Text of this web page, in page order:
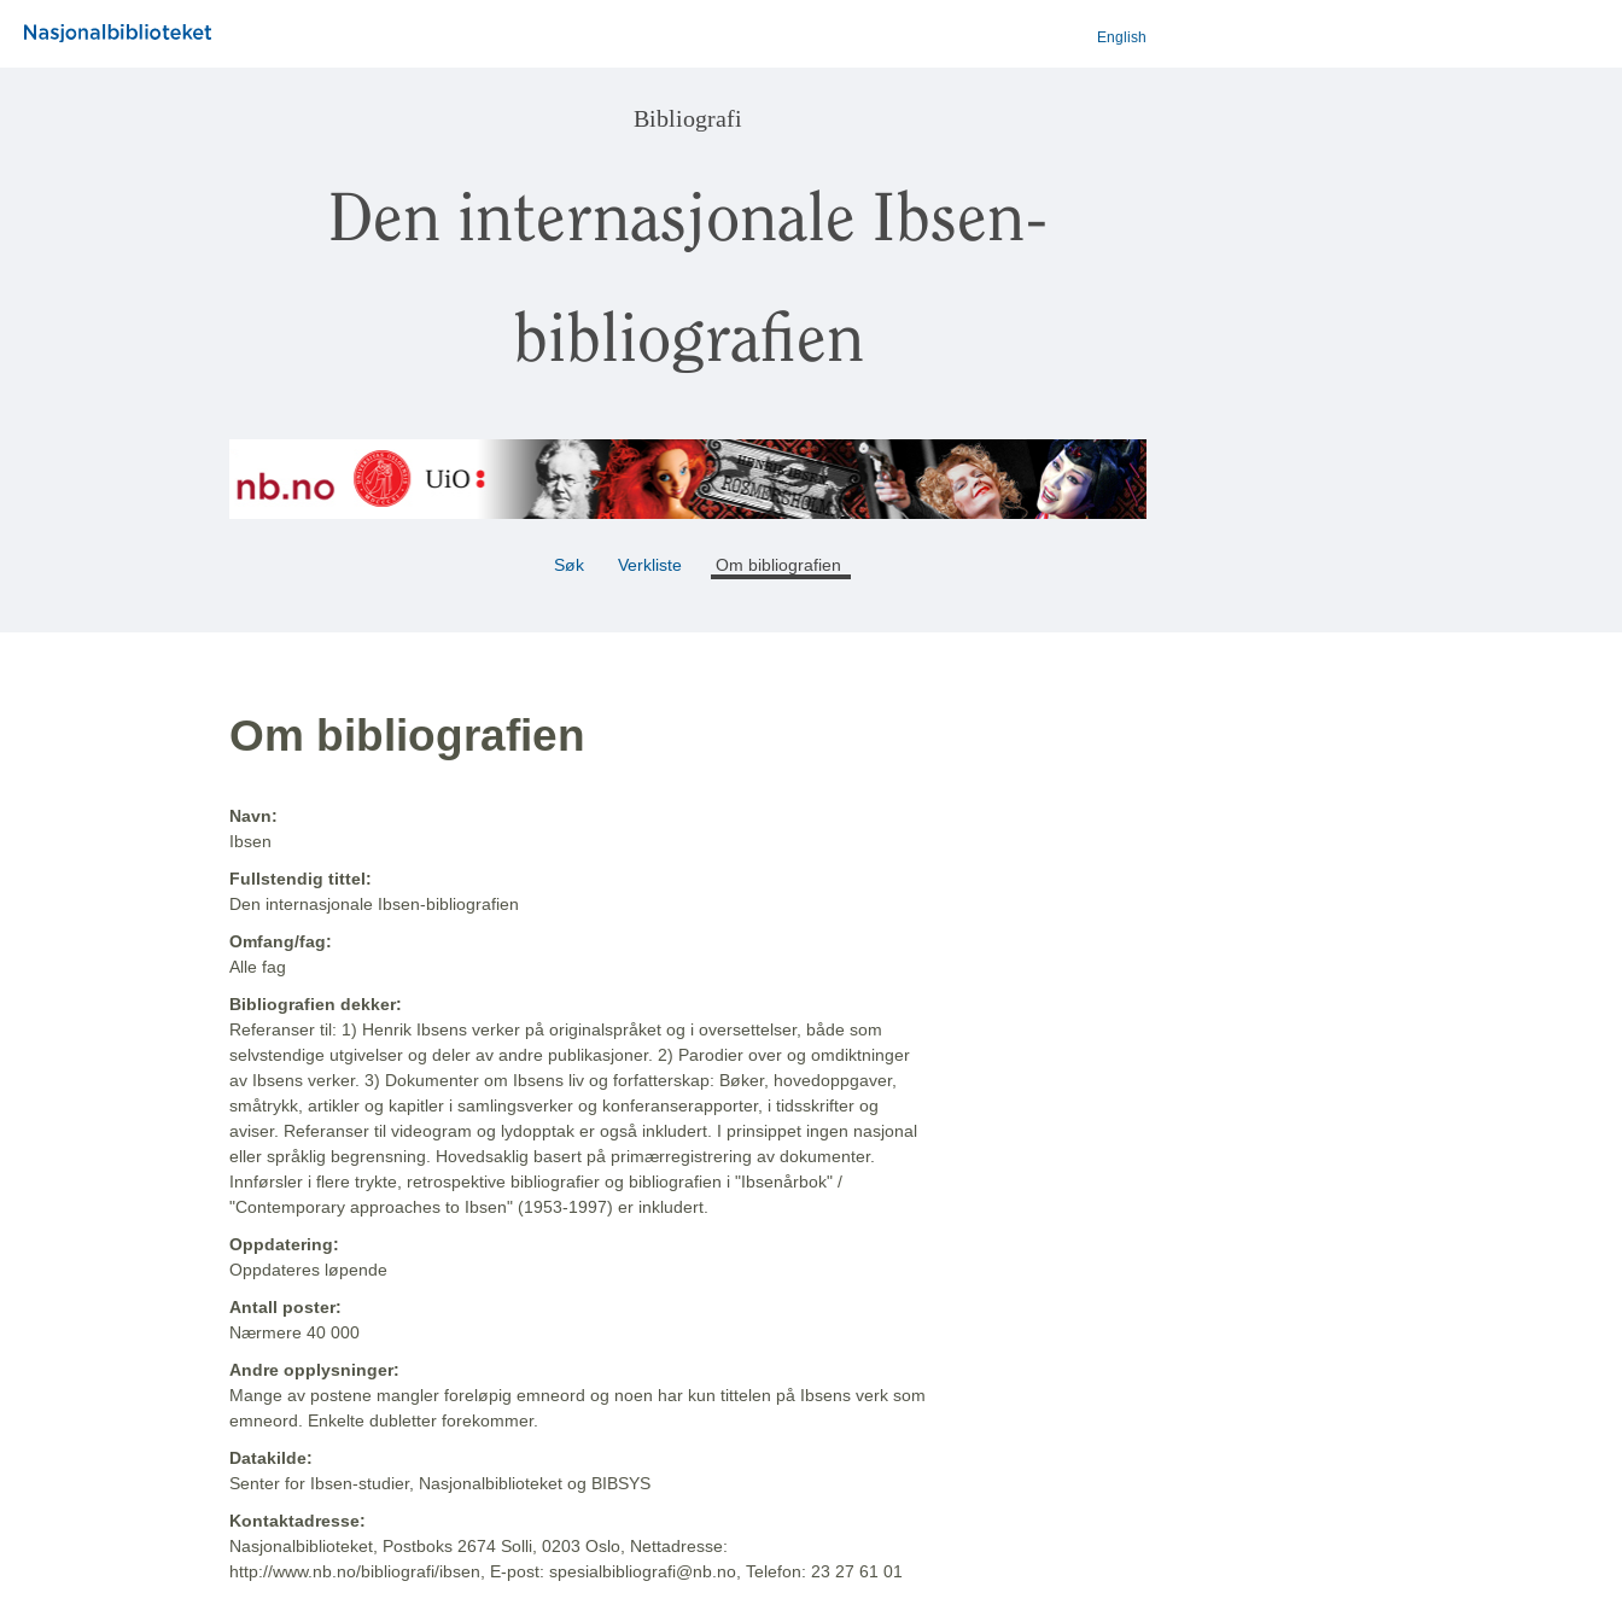
English
Bibliografi
Den internasjonale Ibsen-
bibliografien
Søk Verkliste Om bibliografien
Om bibliografien
Navn:
Ibsen
Fullstendig tittel:
Den internasjonale Ibsen-bibliografien
Omfang/fag:
Alle fag
Bibliografien dekker:
Referanser til: 1) Henrik Ibsens verker på originalspråket og i oversettelser, både som
selvstendige utgivelser og deler av andre publikasjoner. 2) Parodier over og omdiktninger
av Ibsens verker. 3) Dokumenter om Ibsens liv og forfatterskap: Bøker, hovedoppgaver,
småtrykk, artikler og kapitler i samlingsverker og konferanserapporter, i tidsskrifter og
aviser. Referanser til videogram og lydopptak er også inkludert. I prinsippet ingen nasjonal
eller språklig begrensning. Hovedsaklig basert på primærregistrering av dokumenter.
Innførsler i flere trykte, retrospektive bibliografier og bibliografien i "Ibsenårbok" /
"Contemporary approaches to Ibsen" (1953-1997) er inkludert.
Oppdatering:
Oppdateres løpende
Antall poster:
Nærmere 40 000
Andre opplysninger:
Mange av postene mangler foreløpig emneord og noen har kun tittelen på Ibsens verk som
emneord. Enkelte dubletter forekommer.
Datakilde:
Senter for Ibsen-studier, Nasjonalbiblioteket og BIBSYS
Kontaktadresse:
Nasjonalbiblioteket, Postboks 2674 Solli, 0203 Oslo, Nettadresse:
http://www.nb.no/bibliografi/ibsen, E-post: spesialbibliografi@nb.no, Telefon: 23 27 61 01